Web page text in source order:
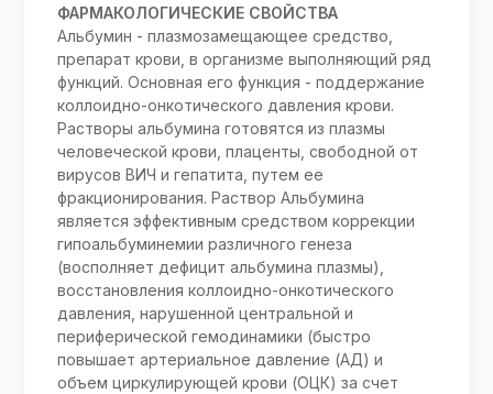
ФАРМАКОЛОГИЧЕСКИЕ СВОЙСТВА
Альбумин - плазмозамещающее средство,
препарат крови, в организме выполняющий ряд
функций. Основная его функция - поддержание
коллоидно-онкотического давления крови.
Растворы альбумина готовятся из плазмы
человеческой крови, плаценты, свободной от
вирусов ВИЧ и гепатита, путем ее
фракционирования. Раствор Альбумина
является эффективным средством коррекции
гипоальбуминемии различного генеза
(восполняет дефицит альбумина плазмы),
восстановления коллоидно-онкотического
давления, нарушенной центральной и
периферической гемодинамики (быстро
повышает артериальное давление (АД) и
объем циркулирующей крови (ОЦК) за счет